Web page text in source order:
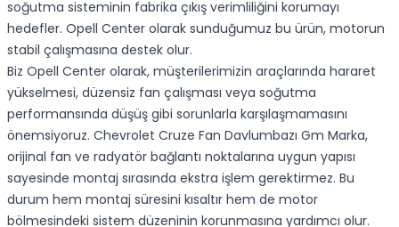
soğutma sisteminin fabrika çıkış verimliliğini korumayı
hedefler. Opell Center olarak sunduğumuz bu ürün, motorun
stabil çalışmasına destek olur.
Biz Opell Center olarak, müşterilerimizin araçlarında hararet
yükselmesi, düzensiz fan çalışması veya soğutma
performansında düşüş gibi sorunlarla karşılaşmamasını
önemsiyoruz. Chevrolet Cruze Fan Davlumbazı Gm Marka,
orijinal fan ve radyatör bağlantı noktalarına uygun yapısı
sayesinde montaj sırasında ekstra işlem gerektirmez. Bu
durum hem montaj süresini kısaltır hem de motor
bölmesindeki sistem düzeninin korunmasına yardımcı olur.